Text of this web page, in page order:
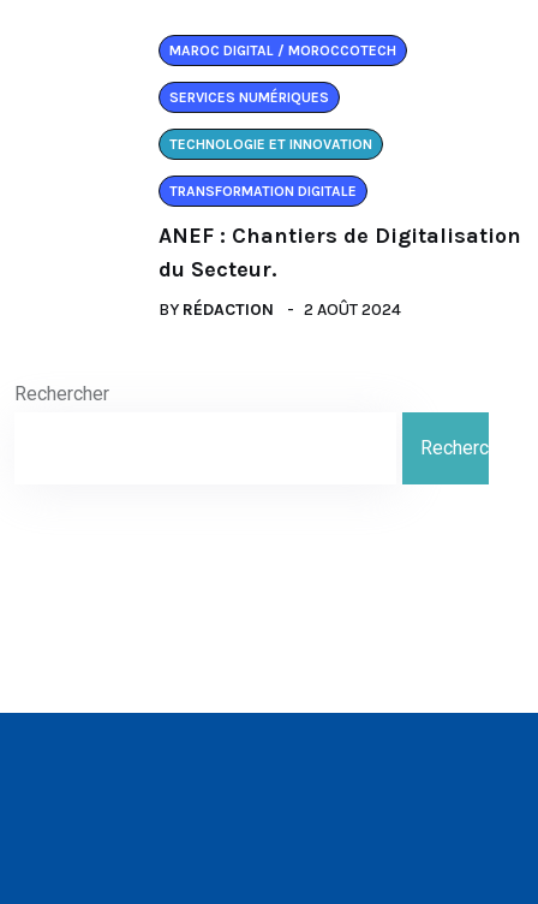
MAROC DIGITAL / MOROCCOTECH
SERVICES NUMÉRIQUES
TECHNOLOGIE ET INNOVATION
TRANSFORMATION DIGITALE
ANEF : Chantiers de Digitalisation
du Secteur.
BY RÉDACTION 2 AOÛT 2024
Rechercher
Rechercher